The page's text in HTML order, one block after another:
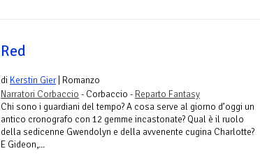
Red
di Kerstin Gier| Romanzo
Narratori Corbaccio - Corbaccio - Reparto Fantasy
Chi sono i guardiani del tempo? A cosa serve al giorno d’oggi un
antico cronografo con 12 gemme incastonate? Qual è il ruolo
della sedicenne Gwendolyn e della avvenente cugina Charlotte?
E Gideon,...